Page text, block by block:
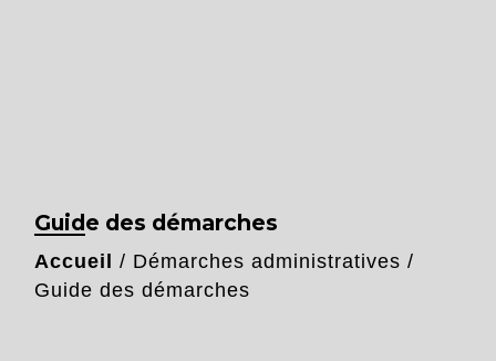
Guide des démarches
Accueil / Démarches administratives /
Guide des démarches